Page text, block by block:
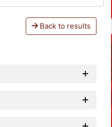
Back to results